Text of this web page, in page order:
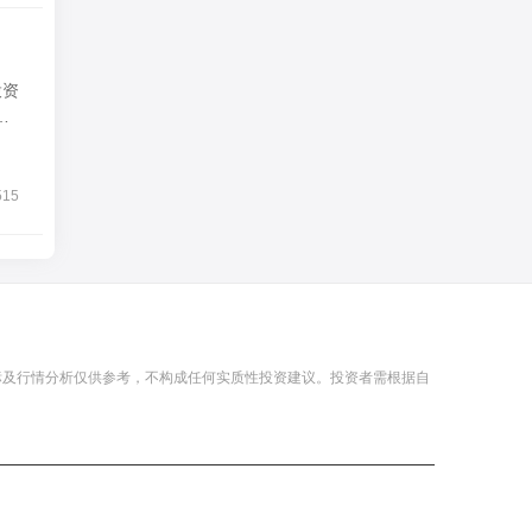
行情分析仅供参考，不构成任何实质性投资建议。投资者需根据自